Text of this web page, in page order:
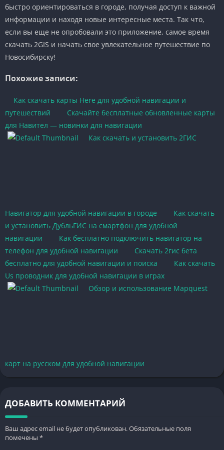
быстро ориентироваться в городе, получая доступ к важной
информации и находя новые интересные места. Так что,
если вы еще не опробовали это приложение, самое время
скачать 2GIS и начать свое увлекательное путешествие по
Новосибирску!
Похожие записи:
Как скачать карты Here для удобной навигации и
путешествий
Скачайте бесплатные обновленные карты
для Навител — новинки для навигации
Как скачать и установить 2ГИС
Навигатор для удобной навигации в городе
Как скачать
и установить ДубльГИС на смартфон для удобной
навигации
Как бесплатно подключить навигатор на
телефон для удобной навигации
Скачать 2гис бета
бесплатно для удобной навигации и поиска
Как скачать
Us проводник для удобной навигации в играх
Обзор и использование Mapquest
карт на русском для удобной навигации
ДОБАВИТЬ КОММЕНТАРИЙ
Ваш адрес email не будет опубликован.Обязательные поля
помечены *